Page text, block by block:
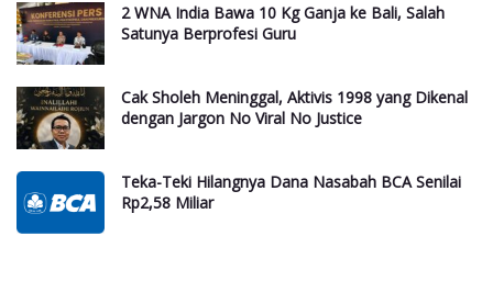
2 WNA India Bawa 10 Kg Ganja ke Bali, Salah
Satunya Berprofesi Guru
Cak Sholeh Meninggal, Aktivis 1998 yang Dikenal
dengan Jargon No Viral No Justice
Teka-Teki Hilangnya Dana Nasabah BCA Senilai
Rp2,58 Miliar